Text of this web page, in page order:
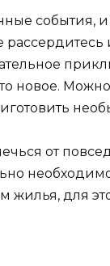
события,
новое.
от
жилья, для